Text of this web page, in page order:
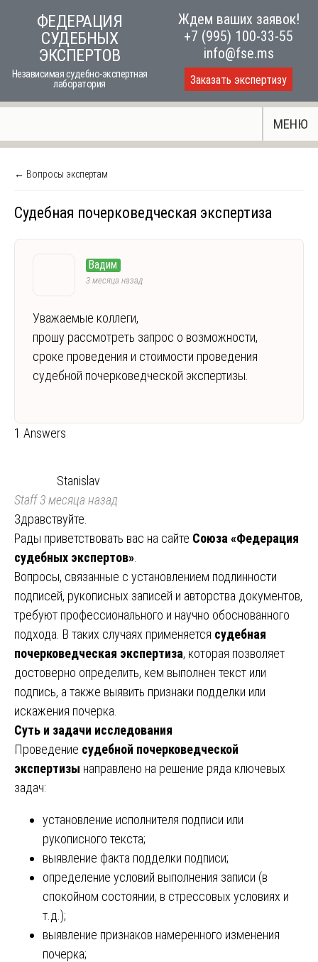
ФЕДЕРАЦИЯ
СУДЕБНЫХ
ЭКСПЕРТОВ
Независимая судебно-экспертная
лаборатория
Ждем ваших заявок!
+7 (995) 100-33-55
info@fse.ms
Заказать экспертизу
МЕНЮ
← Вопросы экспертам
Судебная почерковедческая экспертиза
Вадим
3 месяца назад
Уважаемые коллеги,
прошу рассмотреть запрос о возможности,
сроке проведения и стоимости проведения
судебной почерковедческой экспертизы.
1 Answers
Stanislav
Staff3 месяца назад
Здравствуйте.
Рады приветствовать вас на сайте Союза «Федерация
судебных экспертов»
Вопросы, связанные с установлением подлинности
подписей, рукописных записей и авторства документов,
требуют профессионального и научно обоснованного
подхода. В таких случаях применяется судебная
почерковедческая экспертиза, которая позволяет
достоверно определить, кем выполнен текст или
подпись, а также выявить признаки подделки или
искажения почерка.
Суть и задачи исследования
Проведение судебной почерковедческой
экспертизы направлено на решение ряда ключевых
задач:
установление исполнителя подписи или
рукописного текста;
выявление факта подделки подписи;
определение условий выполнения записи (в
спокойном состоянии, в стрессовых условиях и
т.д.);
выявление признаков намеренного изменения
почерка;